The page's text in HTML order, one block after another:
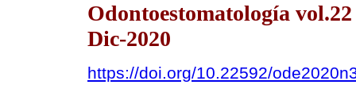
Odontoestomatología
Dic-2020
https://doi.org/10.22592/